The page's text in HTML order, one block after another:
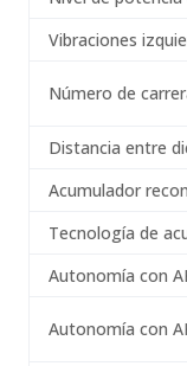
Vibraciones
Número de
Distancia entre
Acumulador
Tecnología de
Autonomía con
Autonomía con